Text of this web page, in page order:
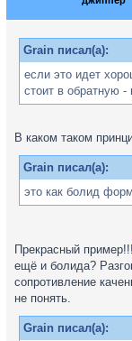
Grain писал(а):
если это идет
стоит в обратную
В каком таком
Grain писал(а):
это как болид
Прекрасный пример!!!
ещё и болида?
сопротивление
не понять.
Grain писал(а):